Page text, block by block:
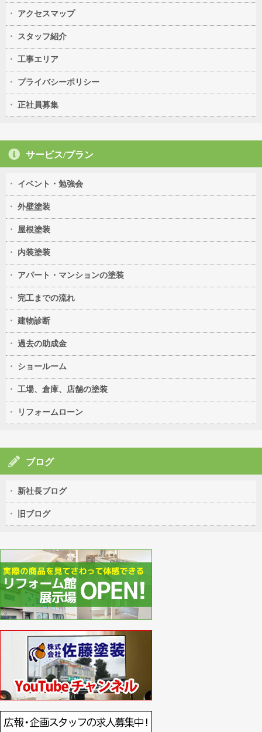
アクセスマップ
スタッフ紹介
工事エリア
プライバシーポリシー
正社員募集
サービス/プラン
イベント・勉強会
外壁塗装
屋根塗装
内装塗装
アパート・マンションの塗装
完工までの流れ
建物診断
過去の助成金
ショールーム
工場、倉庫、店舗の塗装
リフォームローン
ブログ
新社長ブログ
旧ブログ